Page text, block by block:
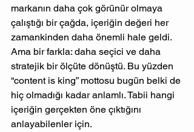
markanın daha çok görünür olmaya
çalıştığı bir çağda, içeriğin değeri her
zamankinden daha önemli hale geldi.
Ama bir farkla: daha seçici ve daha
stratejik bir ölçüte dönüştü. Bu yüzden
“content is king” mottosu bugün belki de
hiç olmadığı kadar anlamlı. Tabii hangi
içeriğin gerçekten öne çıktığını
anlayabilenler için.